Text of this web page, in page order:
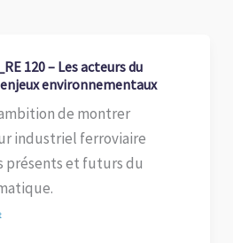
120 – Les acteurs du
environnementaux
de montrer
industriel ferroviaire
présents et futurs du